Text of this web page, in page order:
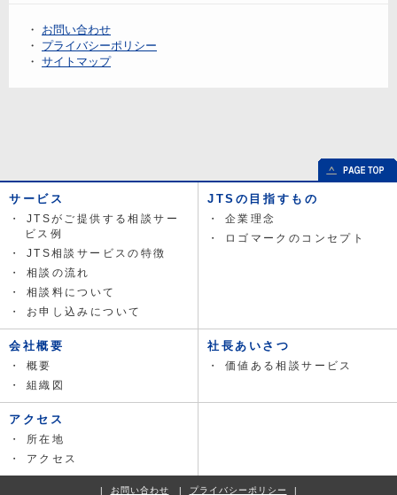
お問い合わせ
プライバシーポリシー
サイトマップ
サービス
JTSがご提供する相談サー
ビス例
JTS相談サービスの特徴
相談の流れ
相談料について
お申し込みについて
JTSの目指すもの
企業理念
ロゴマークのコンセプト
会社概要
概要
組織図
社長あいさつ
価値ある相談サービス
アクセス
所在地
アクセス
お問い合わせ プライバシーポリシー